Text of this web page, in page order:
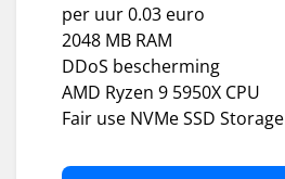
per uur 0.03 euro
2048 MB RAM
DDoS bescherming
AMD Ryzen 9 5950X CPU
Fair use NVMe SSD Storage